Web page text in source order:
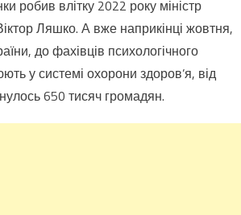
робив влітку 2022 року міністр
Ляшко. А вже наприкінці жовтня,
до фахівців психологічного
у системі охорони здоров’я, від
650 тисяч громадян.